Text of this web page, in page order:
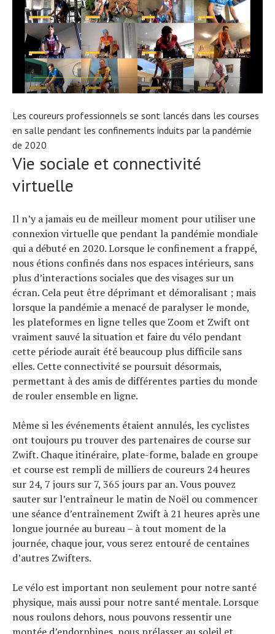
Les coureurs professionnels se sont lancés dans les courses
en salle pendant les confinements induits par la pandémie
de 2020
Vie sociale et connectivité
virtuelle
Il n’y a jamais eu de meilleur moment pour utiliser une
connexion virtuelle que pendant la pandémie mondiale
qui a débuté en 2020. Lorsque le confinement a frappé,
nous étions confinés dans nos espaces intérieurs, sans
plus d’interactions sociales que des visages sur un
écran. Cela peut être déprimant et démoralisant ; mais
lorsque la pandémie a menacé de paralyser le monde,
les plateformes en ligne telles que Zoom et Zwift ont
vraiment sauvé la situation et faire du vélo pendant
cette période aurait été beaucoup plus difficile sans
elles. Cette connectivité se poursuit désormais,
permettant à des amis de différentes parties du monde
de rouler ensemble en ligne.
Même si les événements étaient annulés, les cyclistes
ont toujours pu trouver des partenaires de course sur
Zwift. Chaque itinéraire, plate-forme, balade en groupe
et course est rempli de milliers de coureurs 24 heures
sur 24, 7 jours sur 7, 365 jours par an. Vous pouvez
sauter sur l’entraîneur le matin de Noël ou commencer
une séance d’entraînement Zwift à 21 heures après une
longue journée au bureau – à tout moment de la
journée, chaque jour, vous serez entouré de centaines
d’autres Zwifters.
Le vélo est important non seulement pour notre santé
physique, mais aussi pour notre santé mentale. Lorsque
nous roulons dehors, nous pouvons ressentir une
Actualités
Technologies
Tests de produits
Conseils
Tendances
Tous nos articles